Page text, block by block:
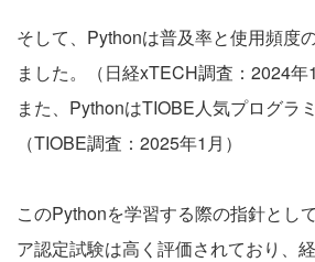
そして、Pythonは普及率と使用頻度
ました。（日経xTECH調査：2024年
また、PythonはTIOBE人気プログラ
（TIOBE調査：2025年1月）
このPythonを学習する際の指針とし
ア認定試験は高く評価されており、